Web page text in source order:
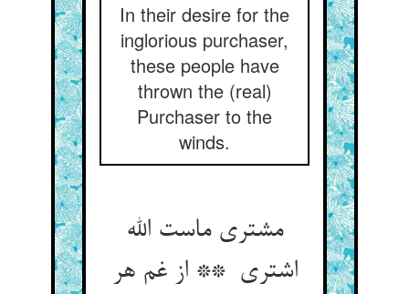
In their desire for the
inglorious purchaser,
these people have
thrown the (real)
Purchaser to the
winds.
مشتری ماست الله
اشتری ** از غم هر